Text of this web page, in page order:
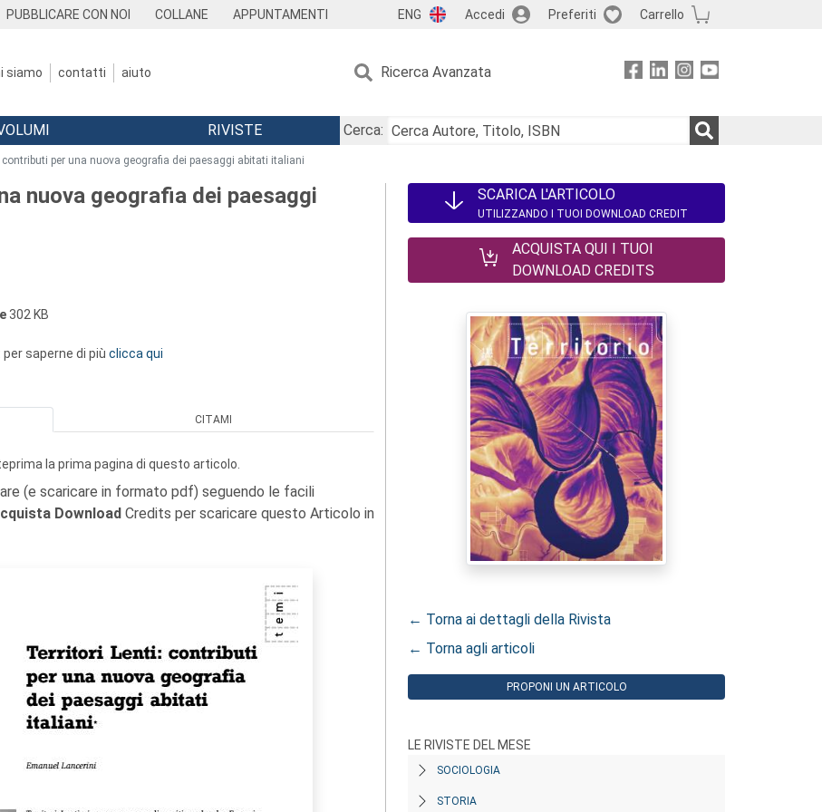
PUBBLICARE CON NOI COLLANE APPUNTAMENTI ENG Accedi Preferiti Carrello
siamo contatti aiuto Ricerca Avanzata
RIVISTE
Cerca:
per una nuova geografia dei paesaggi abitati italiani
nuova geografia dei paesaggi
302 KB
per saperne di più clicca qui
CITAMI
la prima pagina di questo articolo.
(e scaricare in formato pdf) seguendo le facili
Download Credits per scaricare questo Articolo in
SCARICA L'ARTICOLO
UTILIZZANDO I TUOI DOWNLOAD CREDIT
ACQUISTA QUI I TUOI
DOWNLOAD CREDITS
← Torna ai dettagli della Rivista
← Torna agli articoli
PROPONI UN ARTICOLO
LE RIVISTE DEL MESE
SOCIOLOGIA
STORIA